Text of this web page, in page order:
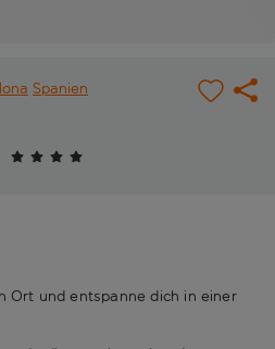
Spanien
Ort und entspanne dich in einer